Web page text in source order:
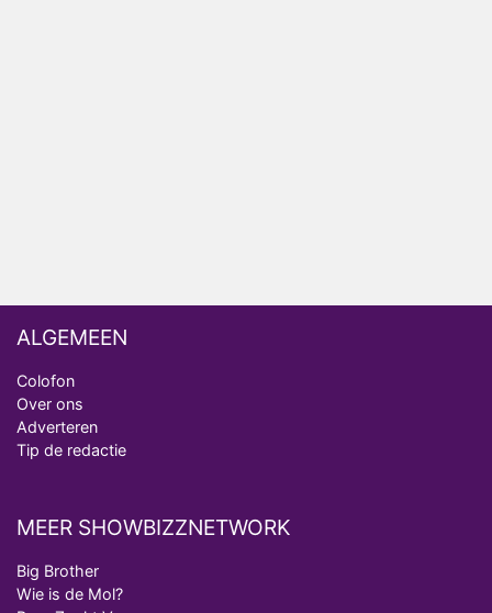
ALGEMEEN
Colofon
Over ons
Adverteren
Tip de redactie
MEER SHOWBIZZNETWORK
Big Brother
Wie is de Mol?